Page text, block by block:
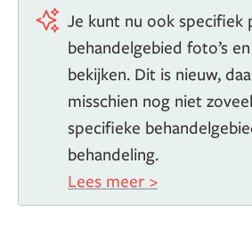
Je kunt nu ook specifiek
behandelgebied foto’s
bekijken. Dit is nieuw,
misschien nog niet
specifieke
behandeling.
Lees meer >